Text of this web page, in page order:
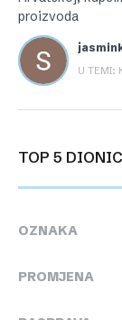
proizvoda
U TEMI:
TOP 5
OZNAKA
PROMJENA